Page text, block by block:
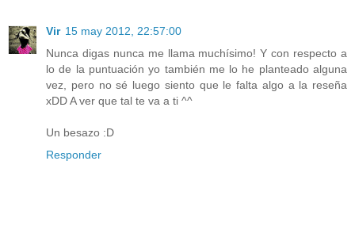
Vir 15 may 2012, 22:57:00
Nunca digas nunca me llama muchísimo! Y con respecto a
lo de la puntuación yo también me lo he planteado alguna
vez, pero no sé luego siento que le falta algo a la reseña
xDD A ver que tal te va a ti ^^
Un besazo :D
Responder